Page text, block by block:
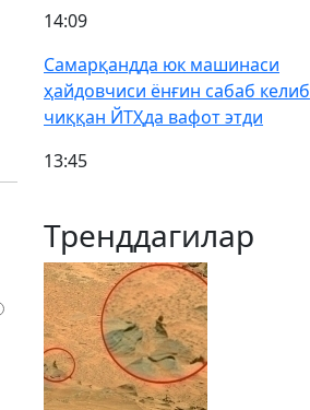
14:09
Самарқандда юк машинаси
ҳайдовчиси ёнғин сабаб келиб
чиққан ЙТҲда вафот этди
13:45
Тренддагилар